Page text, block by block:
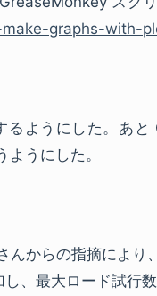
graphs-with-
るようにした。あと
うにした。
んからの指摘により
、最大ロード試行数